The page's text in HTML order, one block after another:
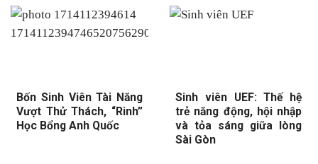
Bốn Sinh Viên Tài Năng
Vượt Thử Thách, “Rinh”
Học Bổng Anh Quốc
Sinh viên UEF: Thế hệ
trẻ năng động, hội nhập
và tỏa sáng giữa lòng
Sài Gòn